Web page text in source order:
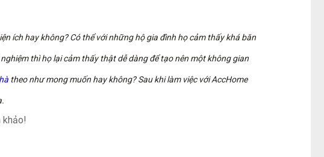
ích hay không? Có thể với những hộ gia đình họ cảm thấy khá băn
thì họ lại cảm thấy thật dễ dàng để tạo nên một không gian
theo như mong muốn hay không? Sau khi làm việc với AccHome
khảo!